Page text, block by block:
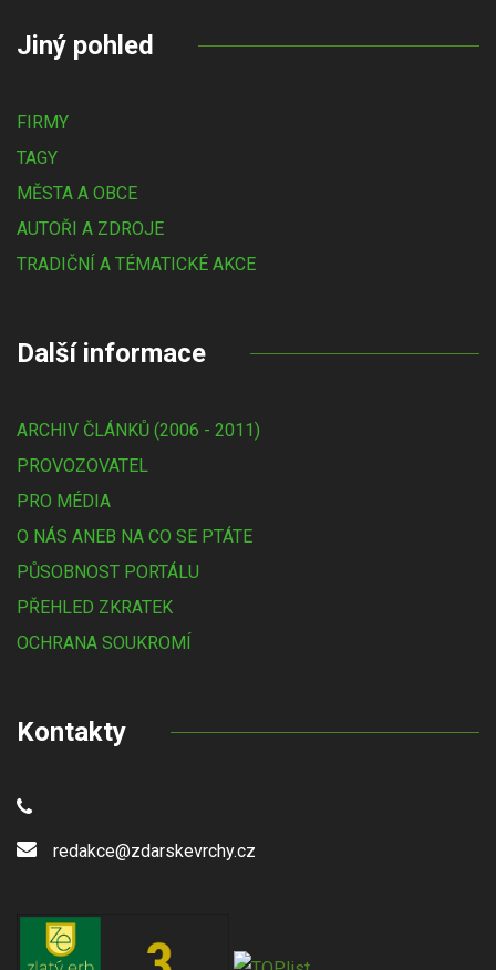
Jiný pohled
FIRMY
TAGY
MĚSTA A OBCE
AUTOŘI A ZDROJE
TRADIČNÍ A TÉMATICKÉ AKCE
Další informace
ARCHIV ČLÁNKŮ (2006 - 2011)
PROVOZOVATEL
PRO MÉDIA
O NÁS ANEB NA CO SE PTÁTE
PŮSOBNOST PORTÁLU
PŘEHLED ZKRATEK
OCHRANA SOUKROMÍ
Kontakty
redakce@zdarskevrchy.cz